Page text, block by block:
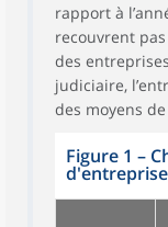
rapport à
recouvrent pas
des
judiciaire,
des moyens
Figure 1 –